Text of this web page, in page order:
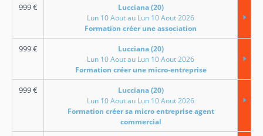
999€
Lucciana (20)
Lun 10 Aout au Lun 10 Aout 2026
Formation créer une association
999€
Lucciana (20)
Lun 10 Aout au Lun 10 Aout 2026
Formation créer une micro-entreprise
999€
Lucciana (20)
Lun 10 Aout au Lun 10 Aout 2026
Formation créer sa micro entreprise agent
commercial